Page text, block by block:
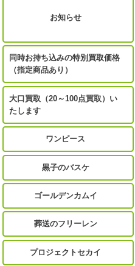
お知らせ
同時お持ち込みの特別買取価格
（指定商品あり）
大口買取（20～100点買取）い
たします
ワンピース
黒子のバスケ
ゴールデンカムイ
葬送のフリーレン
プロジェクトセカイ